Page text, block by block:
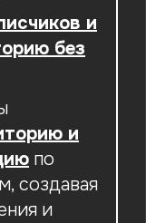
и
без
и
по
создавая
и